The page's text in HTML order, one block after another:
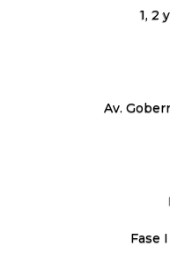
1, 2
Av.
Fase